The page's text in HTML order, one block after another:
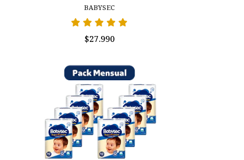
BABYSEC
$27.990